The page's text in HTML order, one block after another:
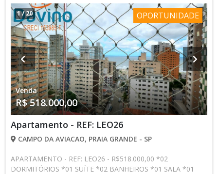
1/20 OPORTUNIDADE
Venda
R$ 518.000,00
Apartamento - REF: LEO26
CAMPO DA AVIACAO, PRAIA GRANDE - SP
APARTAMENTO - REF: LEO26 - R$518.000,00 *02
DORMITÓRIOS *01 SUÍTE *02 BANHEIROS *01 SALA *01